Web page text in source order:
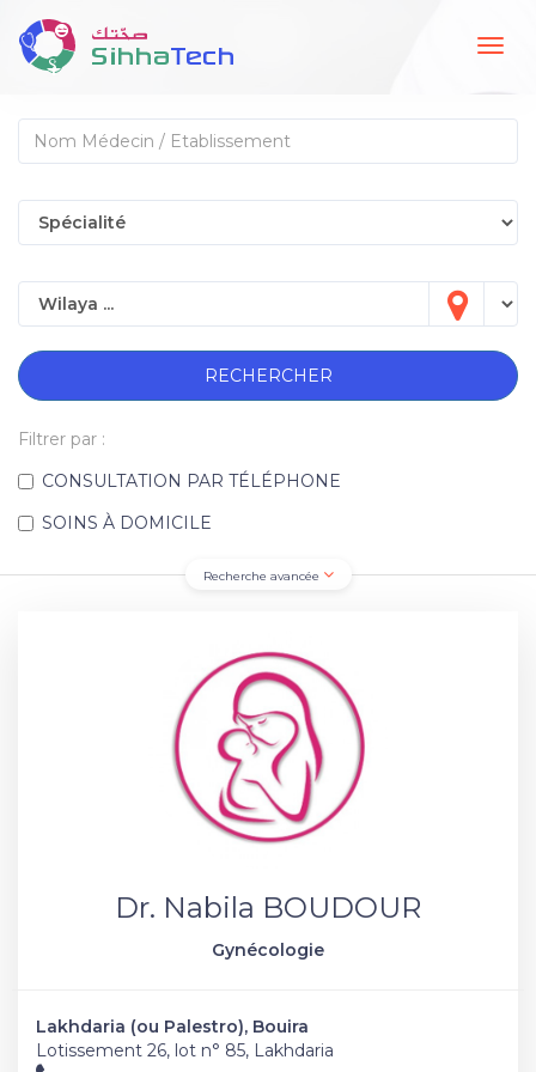
RECHERCHER
Filtrer par :
CONSULTATION PAR TÉLÉPHONE
SOINS À DOMICILE
Recherche avancée
Dr. Nabila BOUDOUR
Gynécologie
Lakhdaria (ou Palestro), Bouira
Lotissement 26, lot n° 85, Lakhdaria